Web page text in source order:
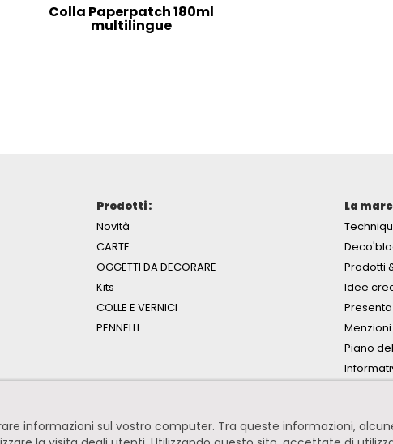
Colla Paperpatch 180ml
multilingue
Prodotti :
Novità
CARTE
OGGETTI DA DECORARE
Kits
COLLE E VERNICI
PENNELLI
La
Prodotti
Idee
Piano
informazioni sul vostro computer. Tra queste informazioni,